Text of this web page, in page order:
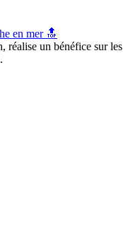
en mer 🔝
réalise un bénéfice sur les